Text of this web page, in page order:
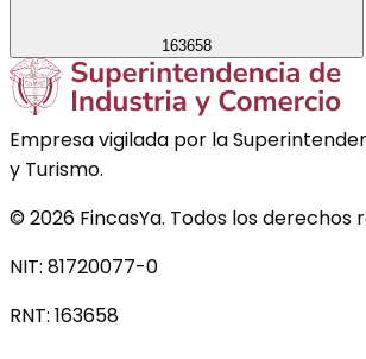
163658
Empresa vigilada por la
y Turismo.
©2026 FincasYa. Todos los derechos
NIT: 81720077-0
RNT: 163658